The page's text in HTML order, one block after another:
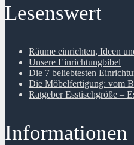
Lesenswert
Räume einrichten, Ideen
Unsere Einrichtungbibel
Die 7 beliebtesten
Die Möbelfertigung: vom
Ratgeber Esstischgröße –
Informationen